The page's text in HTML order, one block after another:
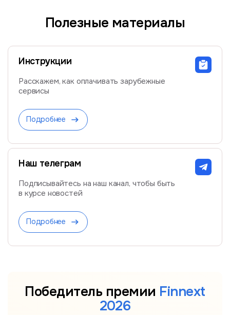
Полезные материалы
Инструкции
Расскажем, как оплачивать зарубежные
сервисы
Подробнее
Наш телеграм
Подписывайтесь на наш канал, чтобы быть
в курсе новостей
Подробнее
Победитель премии Finnext
2026